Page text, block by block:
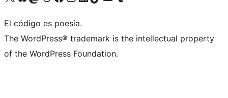
El código es poesía.
The WordPress® trademark is the intellectual property
of the WordPress Foundation.